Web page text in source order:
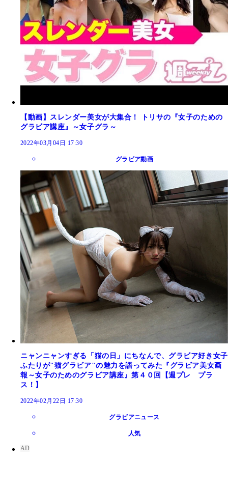
【動画】スレンダー美女が大集合！ トリサの『女子のための
グラビア講座』～女子グラ～
2022年03月04日 17:30
グラビア動画
ニャンニャンすぎる「猫の日」にちなんで、グラビア好き女子
ふたりが"猫グラビア"の魅力を語ってみた『グラビア美女画
報～女子のためのグラビア講座』第４０回【週プレ プラ
ス！】
2022年02月22日 17:30
グラビアニュース
人気